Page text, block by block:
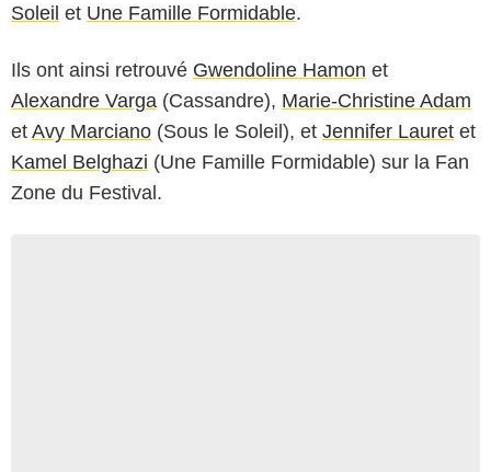
Soleil et Une Famille Formidable.
Ils ont ainsi retrouvé Gwendoline Hamon et
Alexandre Varga (Cassandre), Marie-Christine Adam
et Avy Marciano (Sous le Soleil), et Jennifer Lauret et
Kamel Belghazi (Une Famille Formidable) sur la Fan
Zone du Festival.